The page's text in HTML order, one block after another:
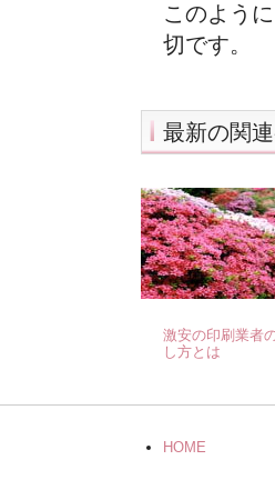
このよう
切です。
最新の関
激安の印刷業者
し方とは
HOME